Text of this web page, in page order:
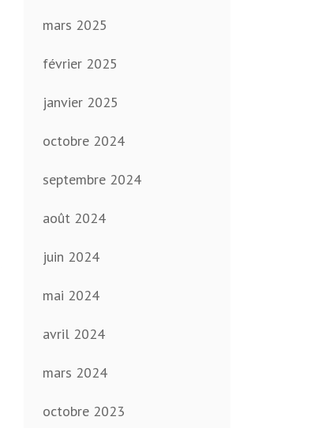
mars 2025
février 2025
janvier 2025
octobre 2024
septembre 2024
août 2024
juin 2024
mai 2024
avril 2024
mars 2024
octobre 2023